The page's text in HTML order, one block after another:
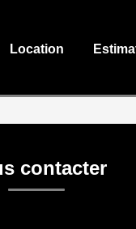
Location
contacter